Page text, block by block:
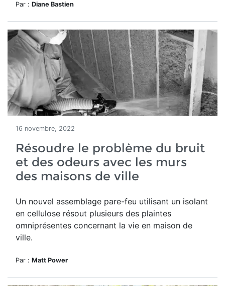
Par : Diane Bastien
16 novembre, 2022
Résoudre le problème du bruit
et des odeurs avec les murs
des maisons de ville
Un nouvel assemblage pare-feu utilisant un isolant
en cellulose résout plusieurs des plaintes
omniprésentes concernant la vie en maison de
ville.
Par : Matt Power